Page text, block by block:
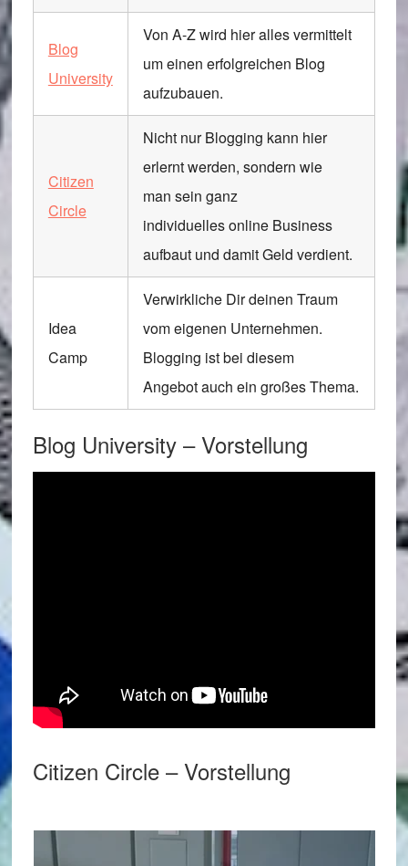
Blog
University
Von A-Z wird hier alles vermittelt
um einen erfolgreichen Blog
aufzubauen.
Citizen
Circle
Nicht nur Blogging kann hier
erlernt werden, sondern wie
man sein ganz
individuelles online Business
aufbaut und damit Geld verdient.
Idea
Camp
Verwirkliche Dir deinen Traum
vom eigenen Unternehmen.
Blogging ist bei diesem
Angebot auch ein großes Thema.
Blog University – Vorstellung
Citizen Circle – Vorstellung